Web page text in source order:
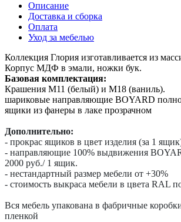
Описание
Доставка и сборка
Оплата
Уход за мебелью
Коллекция Глория изготавливается из
Корпус МДФ в эмали, ножки бук.
Базовая комплектация:
Крашения M11 (белый) и M18 (ваниль).
шариковые направляющие BOYARD
ящики из фанеры в лаке прозрачном
Дополнительно:
- прокрас ящиков в цвет изделия (за 1
- направляющие 100% выдвижения
2000 руб./ 1 ящик.
- нестандартный размер мебели от +30%
- стоимость выкраса мебели в цвета RAL
Вся мебель упакована в фабричные
пленкой